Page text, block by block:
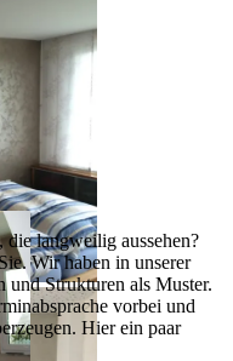
langweilig aussehen?
Wir haben in unserer
und Strukturen als Muster.
vorbei und
Hier ein paar